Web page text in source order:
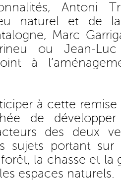
Antoni
naturel et de
Marc
ou Jean-Luc
à
à cette
de développer
des deux
sujets portant sur
la chasse et la
espaces naturels.